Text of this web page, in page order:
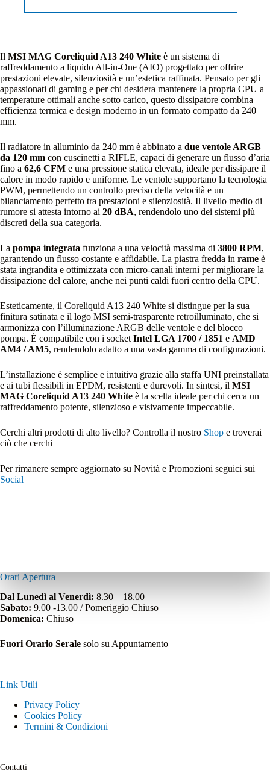
Il MSI MAG Coreliquid A13 240 White è un sistema di
raffreddamento a liquido All-in-One (AIO) progettato per offrire
prestazioni elevate, silenziosità e un’estetica raffinata. Pensato per gli
appassionati di gaming e per chi desidera mantenere la propria CPU a
temperature ottimali anche sotto carico, questo dissipatore combina
efficienza termica e design moderno in un formato compatto da 240
mm.
Il radiatore in alluminio da 240 mm è abbinato a due ventole ARGB
da 120 mm con cuscinetti a RIFLE, capaci di generare un flusso d’aria
fino a 62,6 CFM e una pressione statica elevata, ideale per dissipare il
calore in modo rapido e uniforme. Le ventole supportano la tecnologia
PWM, permettendo un controllo preciso della velocità e un
bilanciamento perfetto tra prestazioni e silenziosità. Il livello medio di
rumore si attesta intorno ai 20 dBA, rendendolo uno dei sistemi più
discreti della sua categoria.
La pompa integrata funziona a una velocità massima di 3800 RPM,
garantendo un flusso costante e affidabile. La piastra fredda in rame è
stata ingrandita e ottimizzata con micro-canali interni per migliorare la
dissipazione del calore, anche nei punti caldi fuori centro della CPU.
Esteticamente, il Coreliquid A13 240 White si distingue per la sua
finitura satinata e il logo MSI semi-trasparente retroilluminato, che si
armonizza con l’illuminazione ARGB delle ventole e del blocco
pompa. È compatibile con i socket Intel LGA 1700 / 1851 e AMD
AM4 / AM5, rendendolo adatto a una vasta gamma di configurazioni.
L’installazione è semplice e intuitiva grazie alla staffa UNI preinstallata
e ai tubi flessibili in EPDM, resistenti e durevoli. In sintesi, il MSI
MAG Coreliquid A13 240 White è la scelta ideale per chi cerca un
raffreddamento potente, silenzioso e visivamente impeccabile.
Cerchi altri prodotti di alto livello? Controlla il nostro Shop e troverai
ciò che cerchi
Per rimanere sempre aggiornato su Novità e Promozioni seguici sui
Social
Orari Apertura
Dal Lunedì al Venerdì: 8.30 – 18.00
Sabato: 9.00 -13.00 / Pomeriggio Chiuso
Domenica: Chiuso
Fuori Orario Serale solo su Appuntamento
Link Utili
Privacy Policy
Cookies Policy
Termini & Condizioni
Contatti